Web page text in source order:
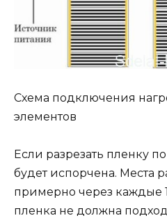
Схема подключения
элементов
Если разрезать пленку
будет испорчена. Места
примерно через каждые
пленка не должна